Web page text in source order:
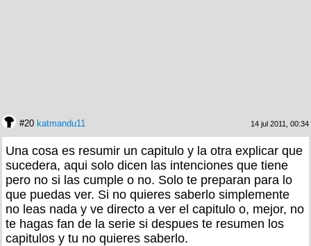
#20 katmandu11 14 jul 2011, 00:34
Una cosa es resumir un capitulo y la otra explicar que
sucedera, aqui solo dicen las intenciones que tiene
pero no si las cumple o no. Solo te preparan para lo
que puedas ver. Si no quieres saberlo simplemente
no leas nada y ve directo a ver el capitulo o, mejor, no
te hagas fan de la serie si despues te resumen los
capitulos y tu no quieres saberlo.